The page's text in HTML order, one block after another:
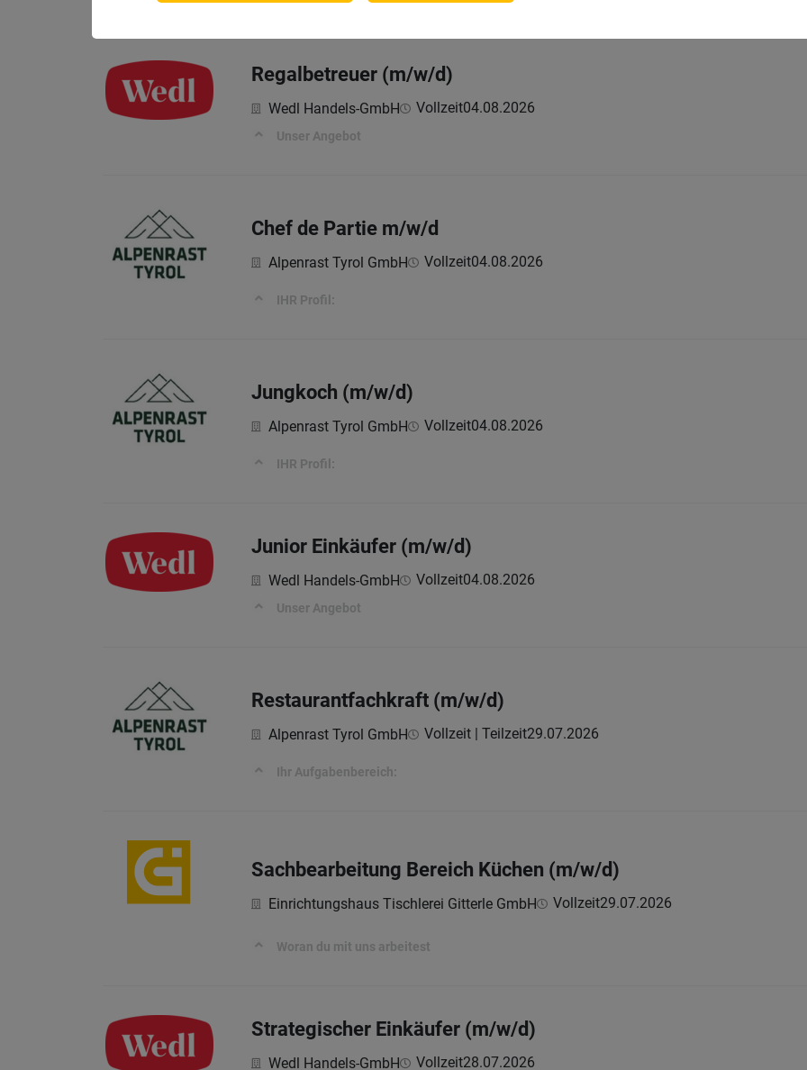
Regalbetreuer (m/w/d)
Wedl Handels-GmbH Vollzeit04.08.2026
Unser Angebot
Chef de Partie m/w/d
Alpenrast Tyrol GmbH Vollzeit04.08.2026
IHR Profil:
Jungkoch (m/w/d)
Alpenrast Tyrol GmbH Vollzeit04.08.2026
IHR Profil:
Junior Einkäufer (m/w/d)
Wedl Handels-GmbH Vollzeit04.08.2026
Unser Angebot
Restaurantfachkraft (m/w/d)
Alpenrast Tyrol GmbH Vollzeit | Teilzeit29.07.2026
Ihr Aufgabenbereich:
Sachbearbeitung Bereich Küchen (m/w/d)
Einrichtungshaus Tischlerei Gitterle GmbH Vollzeit29.07.2026
Woran du mit uns arbeitest
Strategischer Einkäufer (m/w/d)
Wedl Handels-GmbH Vollzeit28.07.2026